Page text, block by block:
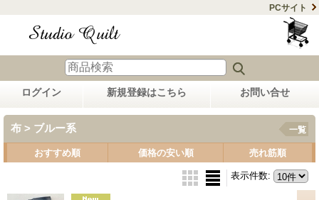
PCサイト
ログイン 新規登録はこちら お問い合せ
布 > ブルー系 一覧
おすすめ順 価格の安い順 売れ筋順
表示件数: